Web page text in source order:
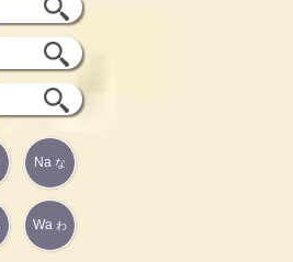
Na な
Wa わ